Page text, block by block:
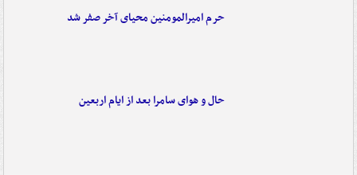
حرم امیرالمومنین محیای آخر صفر شد
حال و هوای سامرا بعد از ایام اربعین